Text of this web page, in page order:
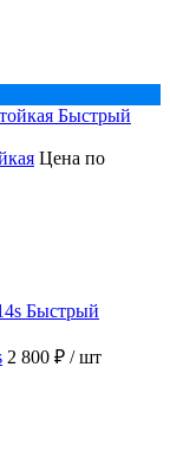
Быстрый
Цена по
Быстрый
2 800 ₽ / шт